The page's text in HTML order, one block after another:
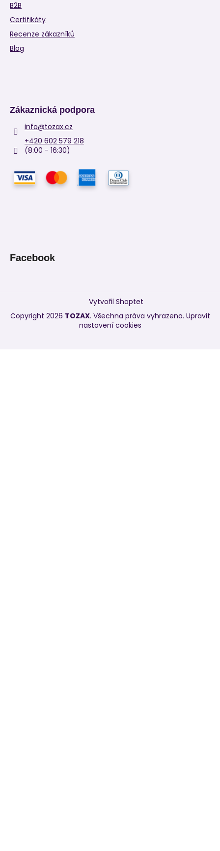
B2B
Certifikáty
Recenze zákazníků
Blog
Zákaznická podpora
info@tozax.cz
+420 602 579 218
(8:00 - 16:30)
Facebook
Vytvořil Shoptet
Copyright 2026 TOZAX. Všechna práva vyhrazena. Upravit
nastavení cookies